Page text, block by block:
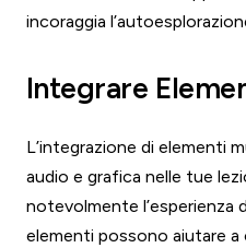
incoraggia
Integrare
L’integrazione di elementi
audio e grafica nelle tue
notevolmente l’esperienza
elementi possono aiutare